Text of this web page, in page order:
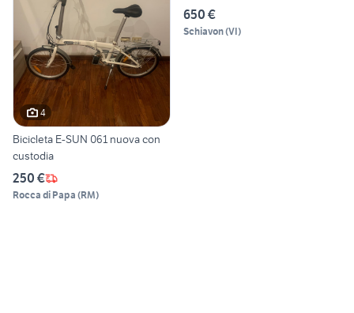
4
Bicicleta E-SUN 061 nuova con
custodia
250 €
Rocca di Papa (RM)
650 €
Schiavon(VI)